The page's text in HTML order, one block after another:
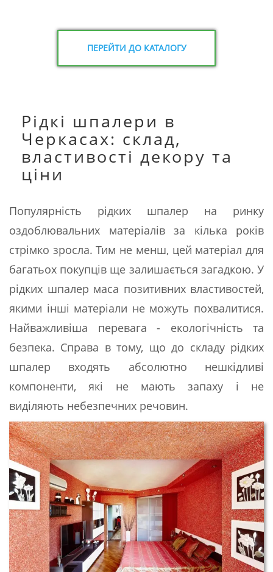
ПЕРЕЙТИ ДО КАТАЛОГУ
Рідкі шпалери в
Черкасах: склад,
властивості декору та
ціни
Популярність рідких шпалер на ринку
оздоблювальних матеріалів за кілька років
стрімко зросла. Тим не менш, цей матеріал для
багатьох покупців ще залишається загадкою. У
рідких шпалер маса позитивних властивостей,
якими інші матеріали не можуть похвалитися.
Найважливіша перевага - екологічність та
безпека. Справа в тому, що до складу рідких
шпалер входять абсолютно нешкідливі
компоненти, які не мають запаху і не
виділяють небезпечних речовин.